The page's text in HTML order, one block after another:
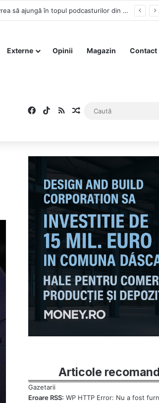
Ciprian Ciucu se apucă de podcast – Capitala, în plan secund – Primarul spune că vrea să ajungă în topul podcasturilor din România
Externe Opinii Magazin Contact
Facebook
TikTok
RSSArticol aleatoriu
Articole
Eroare RSS: WP HTTP Error: Nu a fost